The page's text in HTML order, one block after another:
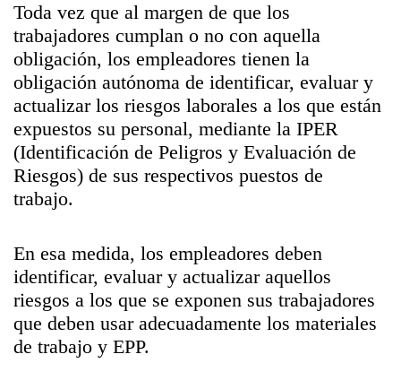
Toda vez que al margen de que los
trabajadores cumplan o no con aquella
obligación, los empleadores tienen la
obligación autónoma de identificar, evaluar y
actualizar los riesgos laborales a los que están
expuestos su personal, mediante la IPER
(Identificación de Peligros y Evaluación de
Riesgos) de sus respectivos puestos de
trabajo.
En esa medida, los empleadores deben
identificar, evaluar y actualizar aquellos
riesgos a los que se exponen sus trabajadores
que deben usar adecuadamente los materiales
de trabajo y EPP.